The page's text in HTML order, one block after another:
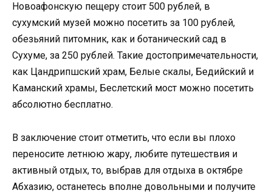
Новоафонскую пещеру стоит 500 рублей, в
сухумский музей можно посетить за 100 рублей,
обезьяний питомник, как и ботанический сад в
Сухуме, за 250 рублей. Такие достопримечательности,
как Цандрипшский храм, Белые скалы, Бедийский и
Каманский храмы, Беслетский мост можно посетить
абсолютно бесплатно.
В заключение стоит отметить, что если вы плохо
переносите летнюю жару, любите путешествия и
активный отдых, то, выбрав для отдыха в октябре
Абхазию, останетесь вполне довольными и получите